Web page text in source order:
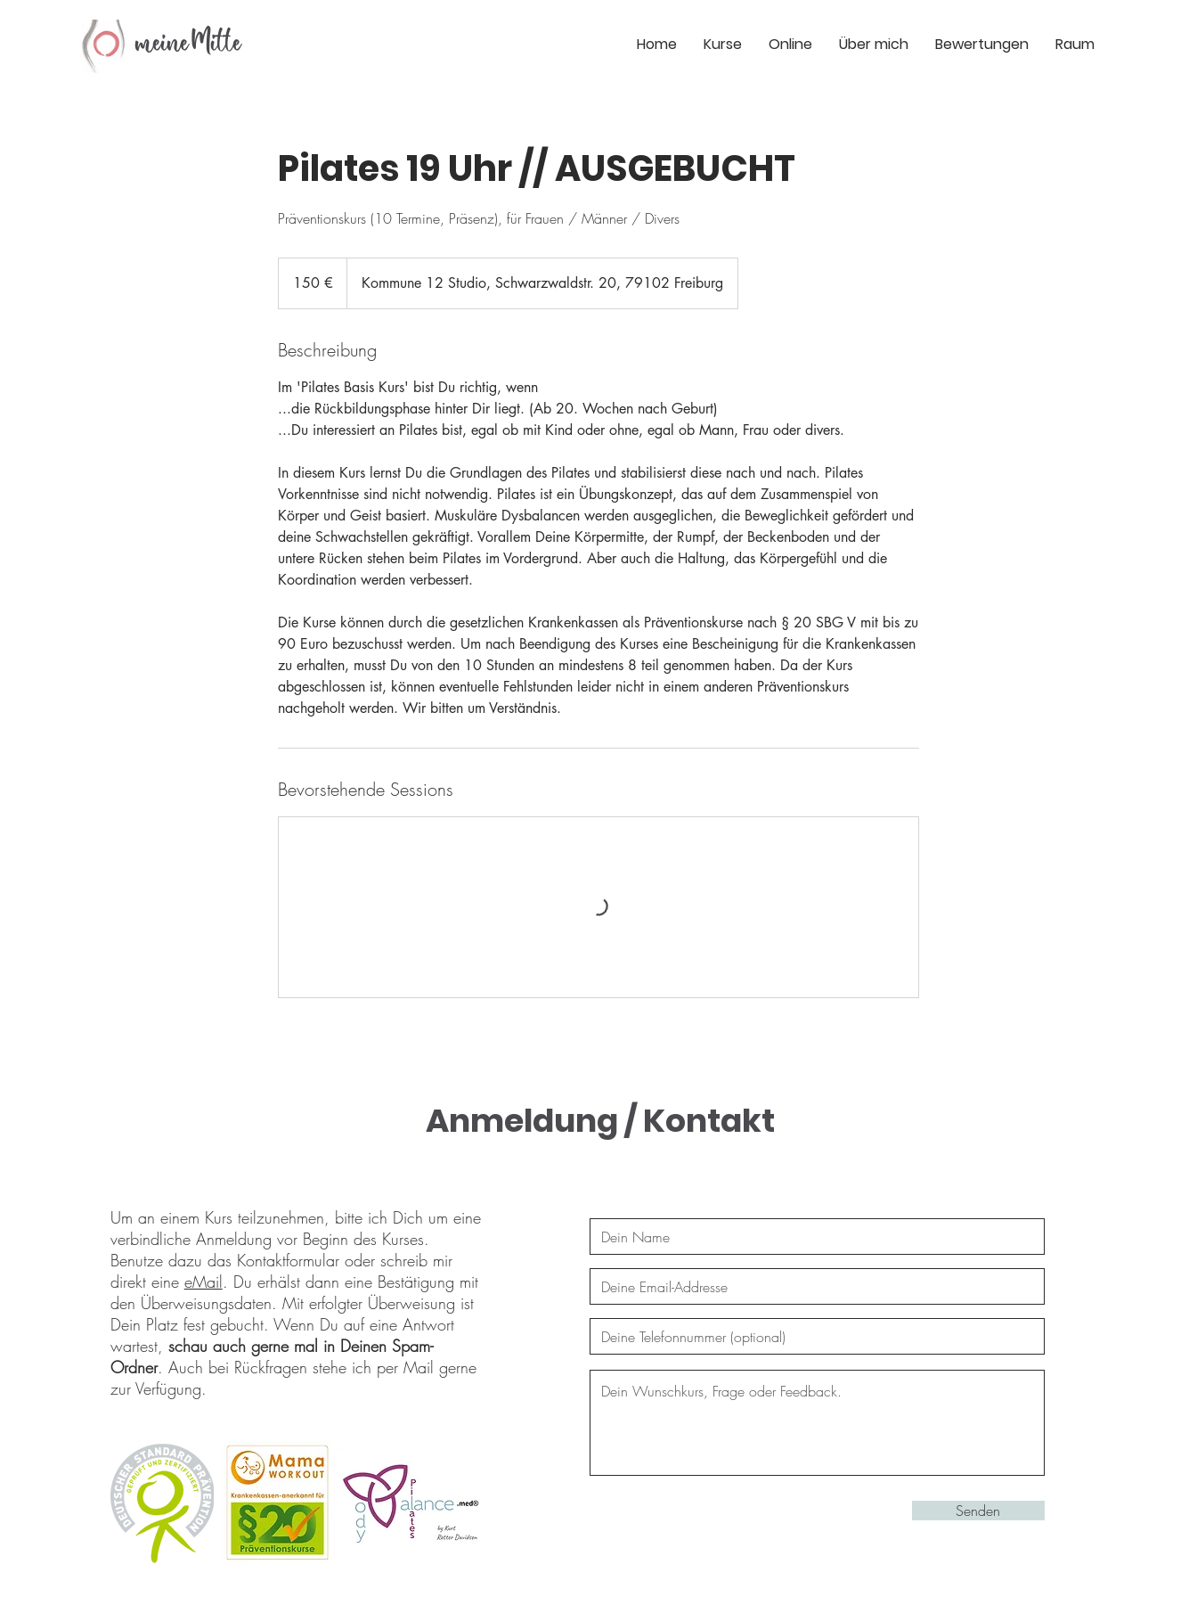
meineMitte Home Kurse Online Über mich Bewertungen Raum
Pilates 19 Uhr // AUSGEBUCHT
Präventionskurs (10 Termine, Präsenz), für Frauen / Männer / Divers
150 € Kommune 12 Studio, Schwarzwaldstr. 20, 79102 Freiburg
Beschreibung
Im 'Pilates Basis Kurs' bist Du richtig, wenn
...die Rückbildungsphase hinter Dir liegt. (Ab 20. Wochen nach Geburt)
...Du interessiert an Pilates bist, egal ob mit Kind oder ohne, egal ob Mann, Frau oder divers.
In diesem Kurs lernst Du die Grundlagen des Pilates und stabilisierst diese nach und nach. Pilates
Vorkenntnisse sind nicht notwendig. Pilates ist ein Übungskonzept, das auf dem Zusammenspiel von
Körper und Geist basiert. Muskuläre Dysbalancen werden ausgeglichen, die Beweglichkeit gefördert und
deine Schwachstellen gekräftigt. Vorallem Deine Körpermitte, der Rumpf, der Beckenboden und der
untere Rücken stehen beim Pilates im Vordergrund. Aber auch die Haltung, das Körpergefühl und die
Koordination werden verbessert.
Die Kurse können durch die gesetzlichen Krankenkassen als Präventionskurse nach § 20 SBG V mit bis zu
90 Euro bezuschusst werden. Um nach Beendigung des Kurses eine Bescheinigung für die Krankenkassen
zu erhalten, musst Du von den 10 Stunden an mindestens 8 teil genommen haben. Da der Kurs
abgeschlossen ist, können eventuelle Fehlstunden leider nicht in einem anderen Präventionskurs
nachgeholt werden. Wir bitten um Verständnis.
Bevorstehende Sessions
Anmeldung / Kontakt
Um an einem Kurs teilzunehmen, bitte ich Dich um eine
verbindliche Anmeldung vor Beginn des Kurses.
Benutze dazu das Kontaktformular oder schreib mir
direkt eine eMail. Du erhälst dann eine Bestätigung mit
den Überweisungsdaten. Mit erfolgter Überweisung ist
Dein Platz fest gebucht. Wenn Du auf eine Antwort
wartest, schau auch gerne mal in Deinen Spam-
Ordner. Auch bei Rückfragen stehe ich per Mail gerne
zur Verfügung.
Senden